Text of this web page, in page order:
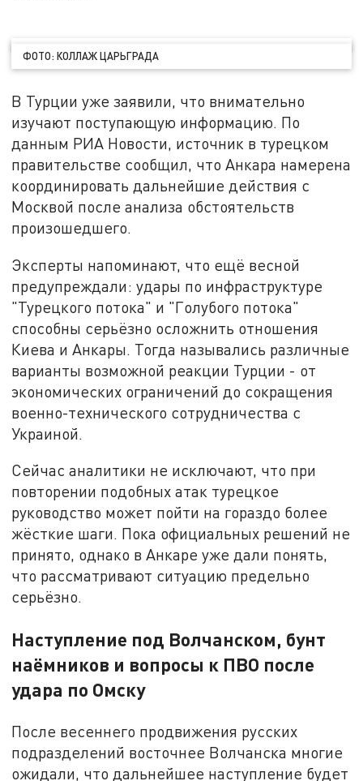
ФОТО: КОЛЛАЖ ЦАРЬГРАДА
В Турции уже заявили, что внимательно
изучают поступающую информацию. По
данным РИА Новости, источник в турецком
правительстве сообщил, что Анкара намерена
координировать дальнейшие действия с
Москвой после анализа обстоятельств
произошедшего.
Эксперты напоминают, что ещё весной
предупреждали: удары по инфраструктуре
"Турецкого потока" и "Голубого потока"
способны серьёзно осложнить отношения
Киева и Анкары. Тогда назывались различные
варианты возможной реакции Турции - от
экономических ограничений до сокращения
военно-технического сотрудничества с
Украиной.
Сейчас аналитики не исключают, что при
повторении подобных атак турецкое
руководство может пойти на гораздо более
жёсткие шаги. Пока официальных решений не
принято, однако в Анкаре уже дали понять,
что рассматривают ситуацию предельно
серьёзно.
Наступление под Волчанском, бунт
наёмников и вопросы к ПВО после
удара по Омску
После весеннего продвижения русских
подразделений восточнее Волчанска многие
ожидали, что дальнейшее наступление будет